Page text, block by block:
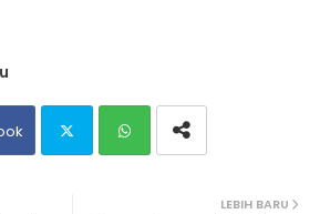
LEBIH BARU